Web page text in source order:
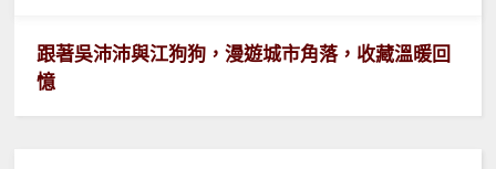
跟著吳沛沛與江狗狗，漫遊城市角落，收藏溫暖回
憶